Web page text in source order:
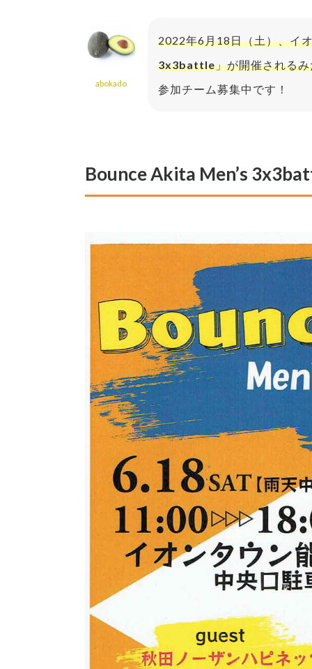
abokado
2022年6月18日（土）、イ
3x3battle」が開催される
参加チーム募集中です！
Bounce Akita Men’s